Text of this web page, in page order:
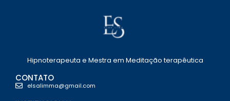
Hipnoterapeuta e Mestra em Meditação terapêutica
CONTATO
elsalimma@gmail.com